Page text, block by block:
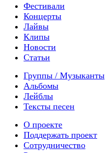
Фестивали
Концерты
Лайвы
Клипы
Новости
Статьи
Группы / Музыканты
Альбомы
Лейблы
Тексты песен
О проекте
Поддержать проект
Сотрудничество